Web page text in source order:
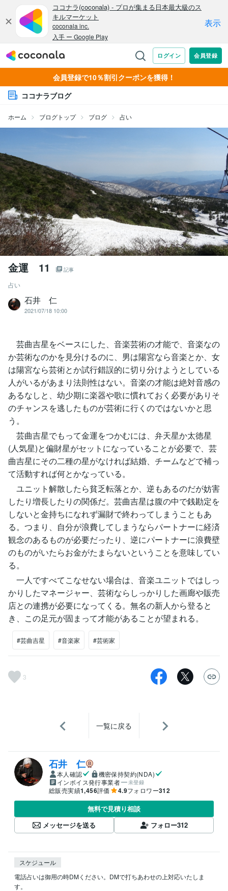
会員登録で10％割引クーポンを獲得！
ココナラブログ
ホーム ブログトップ ブログ 占い
金運 11 記事
占い
石井 仁
2021/07/18 10:00
芸曲吉星をベースにした、音楽芸術の才能で、音楽なの
か芸術なのかを見分けるのに、男は陽宮なら音楽とか、女
は陽宮なら芸術とか試行錯誤的に切り分けようとしている
人がいるがあまり法則性はない。音楽の才能は絶対音感の
あるなしと、幼少期に楽器や歌に慣れておく必要がありそ
のチャンスを逃したものが芸術に行くのではないかと思
う。
芸曲吉星でもって金運をつかむには、弁天星か太徳星
(人気星)と偏財星がセットになっていることが必要で、芸
曲吉星にその二種の星がなければ結婚、チームなどで補っ
て活動すれば何とかなっている。
ユニット解散したら貧乏転落とか、逆もあるのだが妨害
したり増長したりの関係だ。芸曲吉星は腹の中で銭勘定を
しないと金持ちになれず漏財で終わってしまうこともあ
る。つまり、自分が浪費してしまうならパートナーに経済
観念のあるものが必要だったり、逆にパートナーに浪費壁
のものがいたらお金がたまらないということを意味してい
る。
一人ですべてこなせない場合は、音楽ユニットではしっ
かりしたマネージャー、芸術ならしっかりした画廊や販売
店との連携が必要になってくる。無名の新人から登ると
き、この足元が固まって才能があることが望まれる。
#芸曲吉星 #音楽家 #芸術家
3
一覧に戻る
石井 仁
本人確認
機密保持契約(NDA)
インボイス発行事業者
未登録
総販売実績1,456評価 4.9フォロワー312
無料で見積り相談
メッセージを送る
フォロー312
スケジュール
電話占いは御用の時DMください。DMで打ちあわせの上対応いたしま
す。